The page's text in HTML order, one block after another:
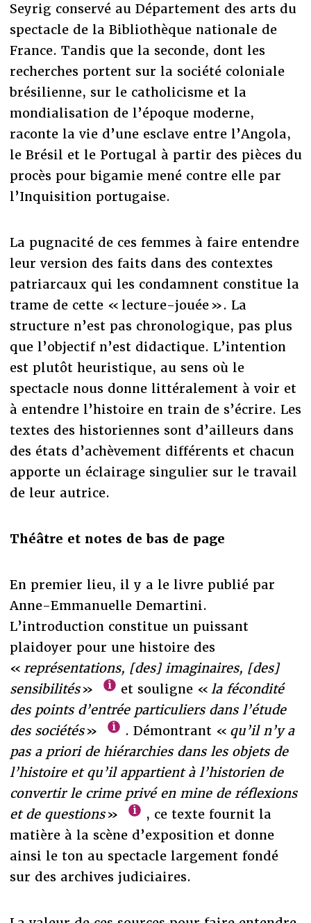
Seyrig conservé au Département des arts du
spectacle de la Bibliothèque nationale de
France. Tandis que la seconde, dont les
recherches portent sur la société coloniale
brésilienne, sur le catholicisme et la
mondialisation de l’époque moderne,
raconte la vie d’une esclave entre l’Angola,
le Brésil et le Portugal à partir des pièces du
procès pour bigamie mené contre elle par
l’Inquisition portugaise.
La pugnacité de ces femmes à faire entendre
leur version des faits dans des contextes
patriarcaux qui les condamnent constitue la
trame de cette « lecture-jouée ». La
structure n’est pas chronologique, pas plus
que l’objectif n’est didactique. L’intention
est plutôt heuristique, au sens où le
spectacle nous donne littéralement à voir et
à entendre l’histoire en train de s’écrire. Les
textes des historiennes sont d’ailleurs dans
des états d’achèvement différents et chacun
apporte un éclairage singulier sur le travail
de leur autrice.
Théâtre et notes de bas de page
En premier lieu, il y a le livre publié par
Anne-Emmanuelle Demartini.
L’introduction constitue un puissant
plaidoyer pour une histoire des
« représentations, [des] imaginaires, [des]
sensibilités» et souligne «la fécondité
des points d’entrée particuliers dans l’étude
des sociétés» . Démontrant « qu’il n’y a
pas a priori de hiérarchies dans les objets de
l’histoire et qu’il appartient à l’historien de
convertir le crime privé en mine de réflexions
et de questions»
, ce texte fournit la
matière à la scène d’exposition et donne
ainsi le ton au spectacle largement fondé
sur des archives judiciaires.